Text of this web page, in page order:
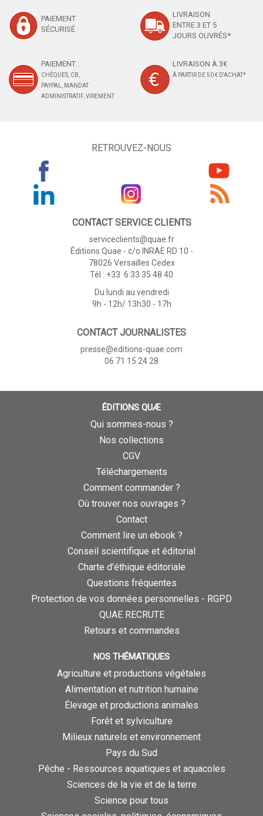
PAIEMENT
SÉCURISÉ
LIVRAISON
ENTRE 3 ET 5
JOURS OUVRÉS*
PAIEMENT :
CHÈQUES, CB,
PAYPAL, MANDAT
ADMINISTRATIF, VIREMENT
LIVRAISON À 3€
À PARTIR DE 50 € D'ACHAT*
RETROUVEZ-NOUS
CONTACT SERVICE CLIENTS
serviceclients@quae.fr
Éditions Quae - c/o INRAE RD 10 -
78026 Versailles Cedex
Tél : +33 6 33 35 48 40
Du lundi au vendredi
9h - 12h/ 13h30 - 17h
CONTACT JOURNALISTES
presse@editions-quae.com
06 71 15 24 28
ÉDITIONS QUÆ
Qui sommes-nous ?
Nos collections
CGV
Téléchargements
Comment commander ?
Où trouver nos ouvrages ?
Contact
Comment lire un ebook ?
Conseil scientifique et éditorial
Charte d’éthique éditoriale
Questions fréquentes
Protection de vos données personnelles - RGPD
QUAE RECRUTE
Retours et commandes
NOS THÉMATIQUES
Agriculture et productions végétales
Alimentation et nutrition humaine
Élevage et productions animales
Forêt et sylviculture
Milieux naturels et environnement
Pays du Sud
Pêche - Ressources aquatiques et aquacoles
Sciences de la vie et de la terre
Science pour tous